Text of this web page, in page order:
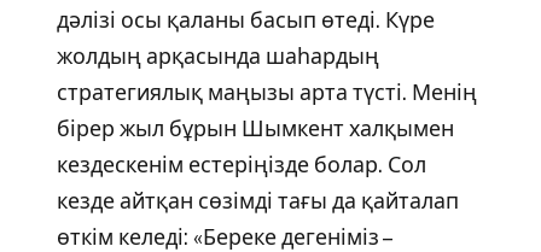
дәлізі осы қаланы басып өтеді. Күре
жолдың арқасында шаһардың
стратегиялық маңызы арта түсті. Менің
бірер жыл бұрын Шымкент халқымен
кездескенім естеріңізде болар. Сол
кезде айтқан сөзімді тағы да қайталап
өткім келеді: «Береке дегеніміз –